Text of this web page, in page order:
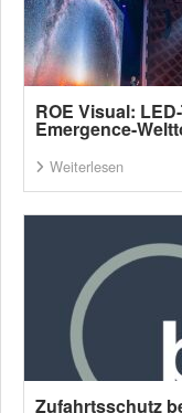
ROE Visual:
Emergence-
Weiterlesen
Zufahrtsschutz